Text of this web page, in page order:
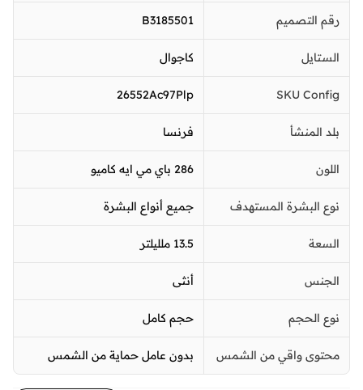
رقم التصميم B3185501
الستايل كاجوال
SKU Config
26552Ac97Plp
بلد المنشأ فرنسا
اللون 286 باي مي ايه كاميو
نوع البشرة المستهدف جميع أنواع البشرة
السعة 13.5 ملليلتر
الجنس أنثى
نوع الحجم حجم كامل
محتوى واقي من الشمس بدون عامل حماية من الشمس